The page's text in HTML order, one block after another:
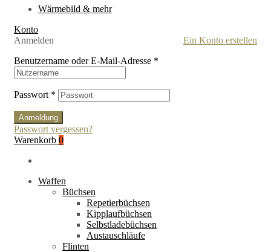
Wärmebild & mehr
Konto
Anmelden
Ein Konto erstellen
Benutzername oder E-Mail-Adresse *
Passwort *
Anmeldung
Passwort vergessen?
Warenkorb 0
Waffen
Büchsen
Repetierbüchsen
Kipplaufbüchsen
Selbstladebüchsen
Austauschläufe
Flinten